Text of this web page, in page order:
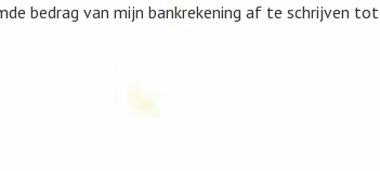
bedrag van mijn bankrekening af te schrijven tot